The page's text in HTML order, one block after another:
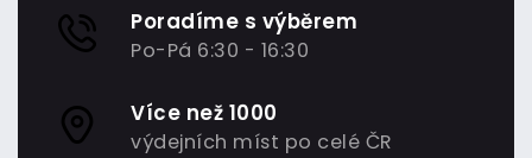
Poradíme s výběrem
Po-Pá 6:30 - 16:30
Více než 1000
výdejních míst po celé ČR